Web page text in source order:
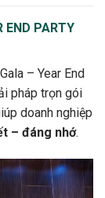
END PARTY
– Year End
pháp trọn gói
doanh nghiệp
– đáng nhớ.